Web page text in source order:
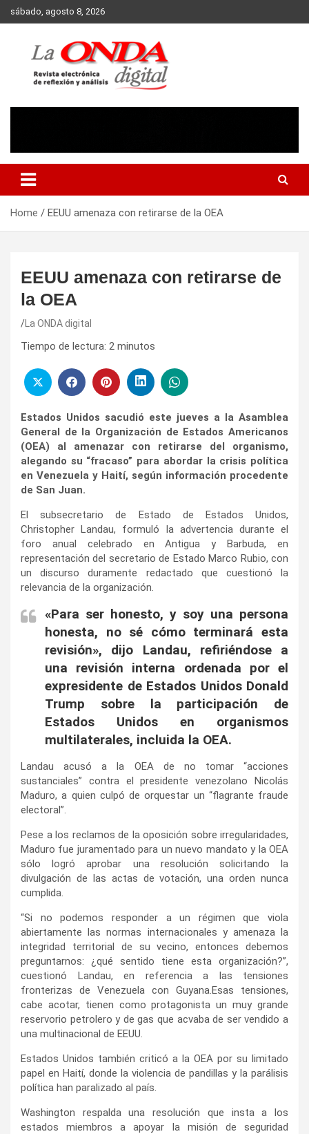
Skip
to
sábado, agosto 8, 2026
Home EEUU amenaza con retirarse de la OEA
EEUU amenaza con retirarse de
la OEA
La ONDA digital
Tiempo de lectura: 2 minutos
Estados Unidos sacudió este jueves a la Asamblea
General de la Organización de Estados Americanos
(OEA) al amenazar con retirarse del organismo,
alegando su “fracaso” para abordar la crisis política
en Venezuela y Haití, según información procedente
de San Juan.
El subsecretario de Estado de Estados Unidos,
Christopher Landau, formuló la advertencia durante el
foro anual celebrado en Antigua y Barbuda, en
representación del secretario de Estado Marco Rubio, con
un discurso duramente redactado que cuestionó la
relevancia de la organización.
«Para ser honesto, y soy una persona
honesta, no sé cómo terminará esta
revisión», dijo Landau, refiriéndose a
una revisión interna ordenada por el
expresidente de Estados Unidos Donald
Trump sobre la participación de
Estados Unidos en organismos
multilaterales, incluida la OEA.
Landau acusó a la OEA de no tomar “acciones
sustanciales” contra el presidente venezolano Nicolás
Maduro, a quien culpó de orquestar un “flagrante fraude
electoral”.
Pese a los reclamos de la oposición sobre irregularidades,
Maduro fue juramentado para un nuevo mandato y la OEA
sólo logró aprobar una resolución solicitando la
divulgación de las actas de votación, una orden nunca
cumplida.
“Si no podemos responder a un régimen que viola
abiertamente las normas internacionales y amenaza la
integridad territorial de su vecino, entonces debemos
preguntarnos: ¿qué sentido tiene esta organización?”,
cuestionó Landau, en referencia a las tensiones
fronterizas de Venezuela con Guyana.Esas tensiones,
cabe acotar, tienen como protagonista un muy grande
reservorio petrolero y de gas que acvaba de ser vendido a
una multinacional de EEUU.
Estados Unidos también criticó a la OEA por su limitado
papel en Haití, donde la violencia de pandillas y la parálisis
política han paralizado al país.
Washington respalda una resolución que insta a los
estados miembros a apoyar la misión de seguridad